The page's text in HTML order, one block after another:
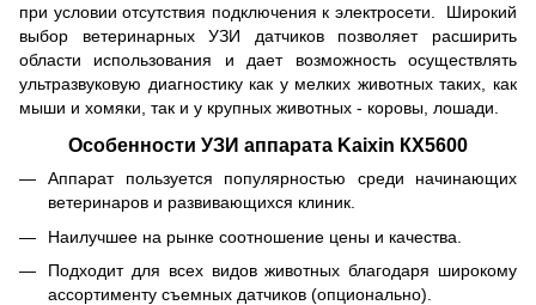
при условии отсутствия подключения к электросети. Широкий
выбор ветеринарных УЗИ датчиков позволяет расширить
области использования и дает возможность осуществлять
ультразвуковую диагностику как у мелких животных таких, как
мыши и хомяки, так и у крупных животных - коровы, лошади.
Особенности УЗИ аппарата Kaixin КХ5600
Аппарат пользуется популярностью среди начинающих
ветеринаров и развивающихся клиник.
Наилучшее на рынке соотношение цены и качества.
Подходит для всех видов животных благодаря широкому
ассортименту съемных датчиков (опционально).